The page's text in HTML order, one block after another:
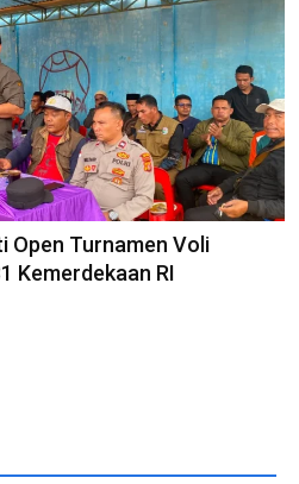
Open Turnamen Voli
Kemerdekaan RI